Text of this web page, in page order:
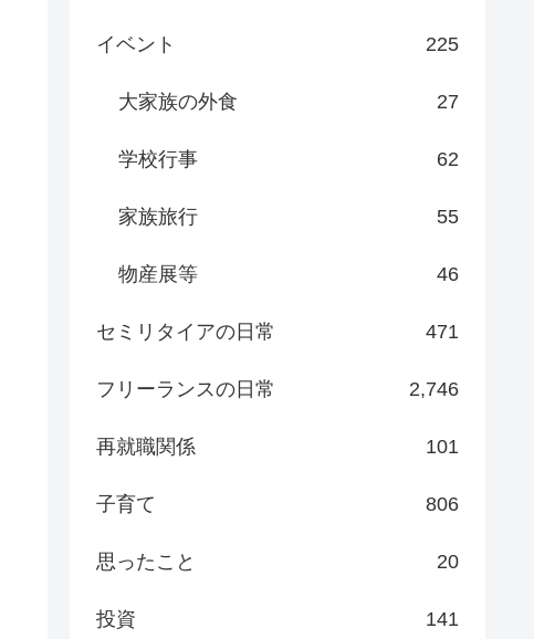
イベント 225
大家族の外食 27
学校行事 62
家族旅行 55
物産展等 46
セミリタイアの日常 471
フリーランスの日常 2,746
再就職関係 101
子育て 806
思ったこと 20
投資 141